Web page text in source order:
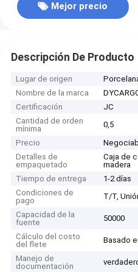
Mejor precio
Descripción De Producto
Lugar de origen
Nombre de la marca
Certificación
JC
Cantidad de orden
mínima
0,5
Precio
Detalles de
empaquetado
Caja de
madera
Tiempo de entrega
1-2 días
Condiciones de
pago
T/T,
Capacidad de la
fuente
50000
Cálculo del costo
del flete
Basado
Manejo de
documentación